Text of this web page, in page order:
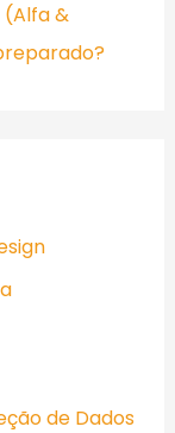
(Alfa &
de Dados